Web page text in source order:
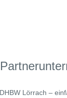
Lörrach –